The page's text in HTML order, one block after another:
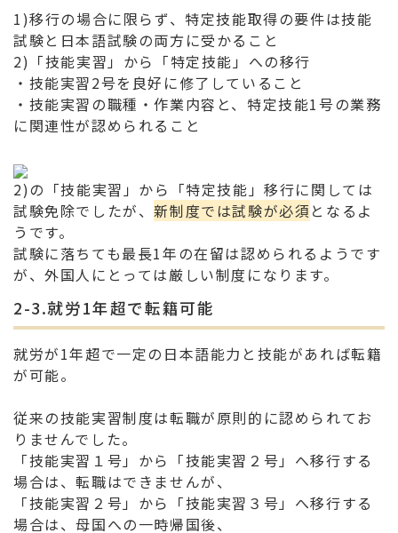
1)移行の場合に限らず、特定技能取得の要件は技能
試験と日本語試験の両方に受かること
2)「技能実習」から「特定技能」への移行
・技能実習2号を良好に修了していること
・技能実習の職種・作業内容と、特定技能1号の業務
に関連性が認められること
2)の「技能実習」から「特定技能」移行に関しては
試験免除でしたが、新制度では試験が必須 となるよ
うです。
試験に落ちても最長1年の在留は認められるようです
が、外国人にとっては厳しい制度になります。
2-3.就労1年超で転籍可能
就労が1年超で一定の日本語能力と技能があれば転籍
が可能。
従来の技能実習制度は転職が原則的に認められてお
りませんでした。
「技能実習１号」から「技能実習２号」へ移行する
場合は、転職はできませんが、
「技能実習２号」から「技能実習３号」へ移行する
場合は、母国への一時帰国後、